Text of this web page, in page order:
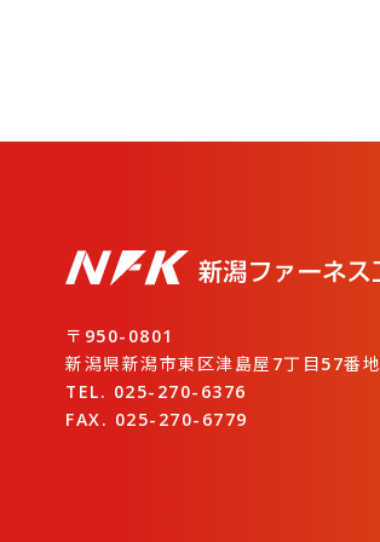
〒950-0801
新潟県新潟市東区津島屋7丁目57番地
TEL. 025-270-6376
FAX. 025-270-6779